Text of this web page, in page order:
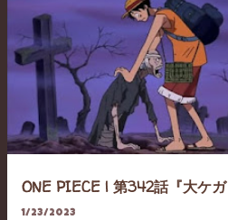
ONE PIECE | 第342話『大ケ
1/23/2023